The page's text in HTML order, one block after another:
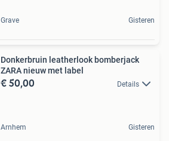
Grave Gisteren
Donkerbruin leatherlook bomberjack
ZARA nieuw met label
€ 50,00 Details
Arnhem Gisteren